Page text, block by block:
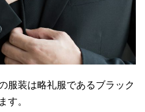
服装は略礼服であるブラック
す。